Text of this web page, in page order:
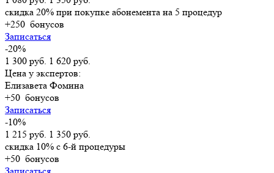
скидка 20% при покупке абонемента на 5 процедур
+250 бонусов
Записаться
-20%
1 300 руб. 1 620 руб.
Цена у экспертов:
Елизавета Фомина
+50 бонусов
Записаться
-10%
1 215 руб. 1 350 руб.
скидка 10% с 6-й процедуры
+50 бонусов